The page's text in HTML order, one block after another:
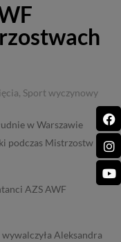
, Sport wyczynowy
w Warszawie
podczas Mistrzostw
AZS AWF
Aleksandra